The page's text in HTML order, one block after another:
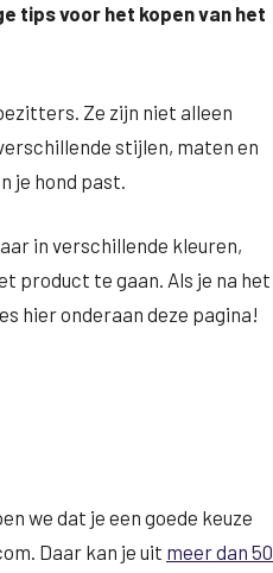
tips voor het kopen van het
Ze zijn niet alleen
stijlen, maten en
je hond past.
in verschillende kleuren,
product te gaan. Als je na het
hier onderaan deze pagina!
we dat je een goede keuze
Daar kan je uit meer dan 50